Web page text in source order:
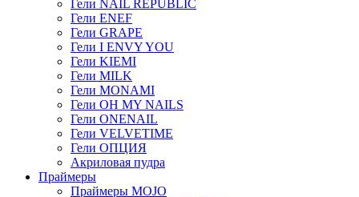
Гели NAIL REPUBLIC
Гели ENEF
Гели GRAPE
Гели I ENVY YOU
Гели KIEMI
Гели MILK
Гели MONAMI
Гели OH MY NAILS
Гели ONENAIL
Гели VELVETIME
Гели ОПЦИЯ
Акриловая пудра
Праймеры
Праймеры MOJO